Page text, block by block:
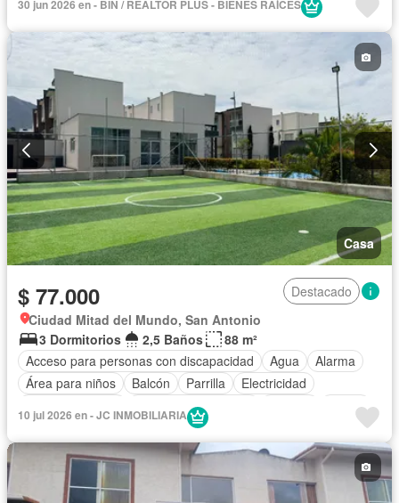
30 jun 2026 en - BIN / REALTOR PLUS - BIENES RAÍCES
Casa
$ 77.000
Destacado
Ciudad Mitad del Mundo, San Antonio
3 Dormitorios
2,5 Baños
88 m²
Acceso para personas con discapacidad
Agua
Alarma
Área para niños
Balcón Parrilla
Electricidad
Garita de guardianía
Jardín
Patio
Seguridad Sin amoblar
10 jul 2026 en - JC INMOBILIARIA